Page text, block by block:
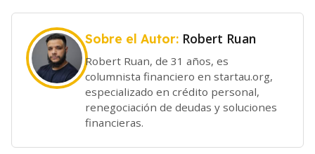
Sobre el Autor: Robert Ruan
Robert Ruan, de 31 años, es
columnista financiero en startau.org,
especializado en crédito personal,
renegociación de deudas y soluciones
financieras.